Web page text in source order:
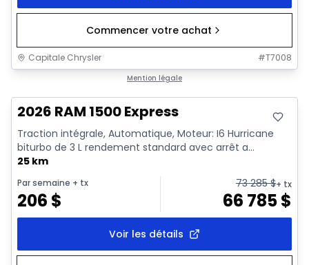
Commencer votre achat
Capitale Chrysler #T7008
Mention légale
2026 RAM 1500 Express
Traction intégrale, Automatique, Moteur: I6 Hurricane
biturbo de 3 L rendement standard avec arrêt a...
25 km
Par semaine + tx
206 $
73 285$+ tx
66 785$
Voir les détails